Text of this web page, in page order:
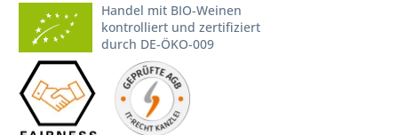
Handel mit BIO-Weinen
kontrolliert und zertifiziert
durch DE-ÖKO-009